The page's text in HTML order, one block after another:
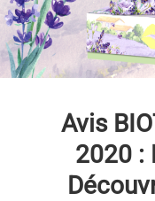
Avis
2020 :